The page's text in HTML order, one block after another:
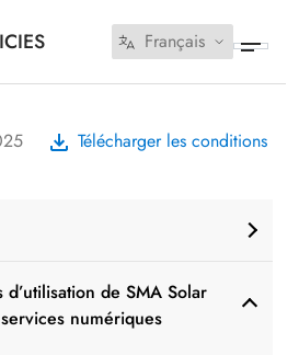
Français
Télécharger les conditions
de SMA Solar
numériques